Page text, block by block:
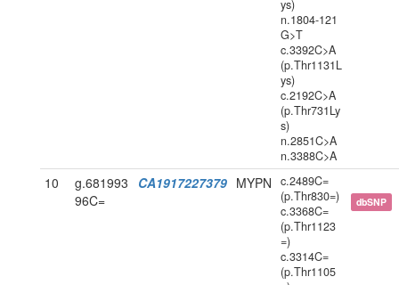
ys)
n.1804-121
G>T
c.3392C>A
(p.Thr1131L
ys)
c.2192C>A
(p.Thr731Ly
s)
n.2851C>A
n.3388C>A
10
g.681993
96C=
CA1917227379 MYPN
c.2489C=
(p.Thr830=)
c.3368C=
(p.Thr1123
=)
c.3314C=
(p.Thr1105
dbSNP